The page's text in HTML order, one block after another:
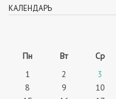
КАЛЕНДАРЬ
Пн
Вт Ср
1
2 3
8
9 10